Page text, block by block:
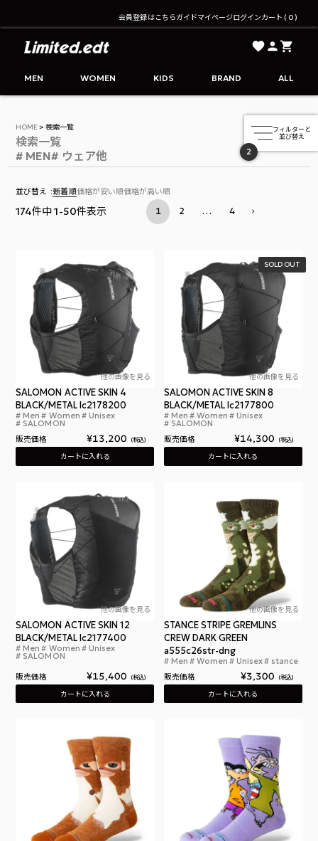
会員登録はこちらガイドマイページログインカート 0
Limited.edt - リミテッドエディション公式オンライ
MEN WOMEN KIDS BRAND ALL
2
HOME 検索一覧
検索一覧
並び替え 新着順価格が安い順価格が高い順
174件中1-50件表示 1 2 … 4
他の画像を見る
サロモン アクティブスキン 4 ブラック メタル
SALOMON ACTIVE SKIN 4
BLACK/METAL lc2178200
Men Women Unisex
SALOMON
販売価格 ¥13,200 税込
カートに入れる
他の画像を見る
SALOMON ACTIVE SKIN 8
BLACK/METAL lc2177800
Men Women Unisex
SALOMON
販売価格 ¥14,300 税込
SOLD OUT
カートに入れる
他の画像を見る
サロモン アクティブスキン 12 ブラック メタル
SALOMON ACTIVE SKIN 12
BLACK/METAL lc2177400
Men Women Unisex
SALOMON
販売価格 ¥15,400 税込
カートに入れる
他の画像を見る
STANCE STRIPE GREMLINS
CREW DARK GREEN
a555c26str-dng
Men Women Unisex stance
販売価格 ¥3,300 税込
カートに入れる